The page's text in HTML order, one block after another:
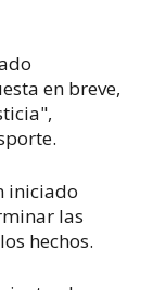
en breve,
iniciado
las
hechos.